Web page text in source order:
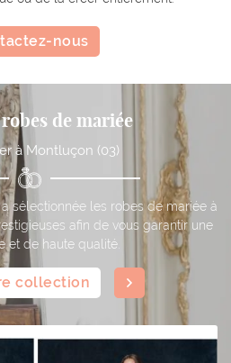
nous
de mariée
à Montluçon (03)
sélectionnée les robes de mariée à
afin de vous garantir une
et de haute qualité.
collection